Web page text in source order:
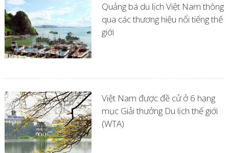
Quảng bá du lịch Việt Nam thông
qua các thương hiệu nổi tiếng thế
giới
Việt Nam được đề cử ở 6 hạng
mục Giải thưởng Du lịch thế giới
(WTA)